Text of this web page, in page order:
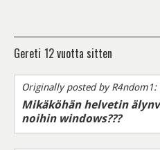
Gereti 12 vuotta sitten
Originally posted by R4ndom1:
Mikäköhän helvetin
noihin windows???